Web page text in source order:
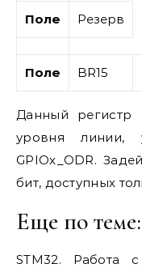
Поле Резерв
Поле BR15
Данный регистр
уровня линии,
GPIOx_ODR.
бит, доступных
Еще по теме:
STM32. Работа